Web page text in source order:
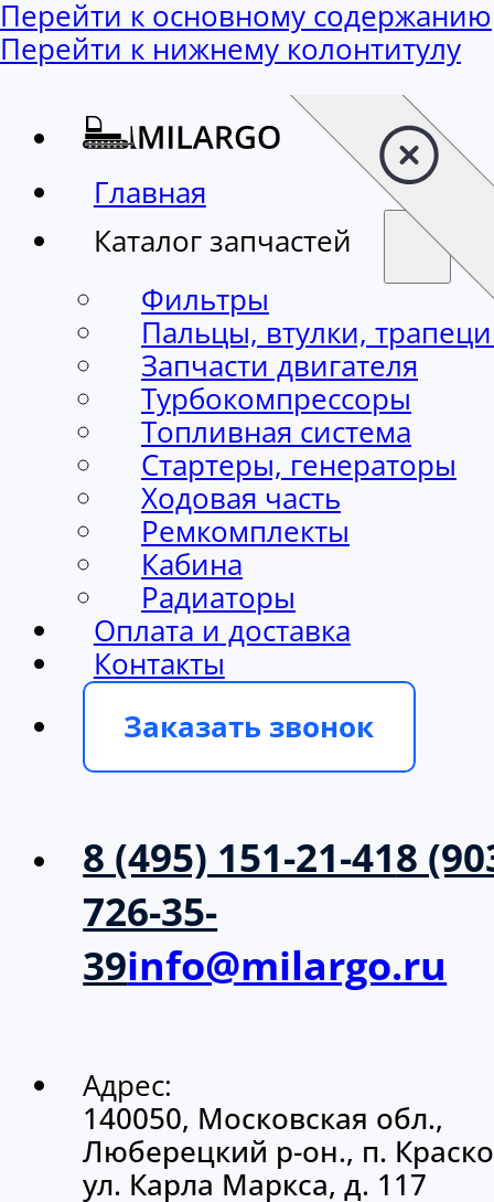
Перейти к основному содержанию
Перейти к нижнему колонтитулу
Главная
Каталог запчастей
Фильтры
Пальцы, втулки,
Запчасти двигателя
Турбокомпрессоры
Топливная система
Стартеры, генераторы
Ходовая часть
Ремкомплекты
Кабина
Радиаторы
Оплата и доставка
Контакты
Заказать звонок
8 (495) 151-21-418
726-35-
39info@milargo.ru
Адрес:
140050, Московская обл.,
Люберецкий р-он., п.
ул. Карла Маркса, д. 117